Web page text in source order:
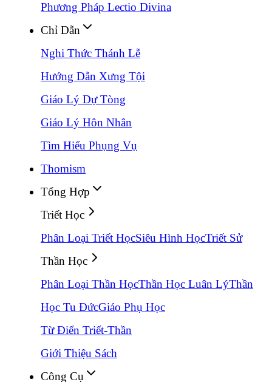
Phương Pháp Lectio Divina
Chỉ Dẫn
Nghi Thức Thánh Lễ
Hướng Dẫn Xưng Tội
Giáo Lý Dự Tòng
Giáo Lý Hôn Nhân
Tìm Hiểu Phụng Vụ
Thomism
Tổng Hợp
Triết Học
Phân Loại Triết HọcSiêu Hình HọcTriết Sử
Thần Học
Phân Loại Thần HọcThần Học Luân LýThần
Học Tu ĐứcGiáo Phụ Học
Từ Điển Triết-Thần
Giới Thiệu Sách
Công Cụ